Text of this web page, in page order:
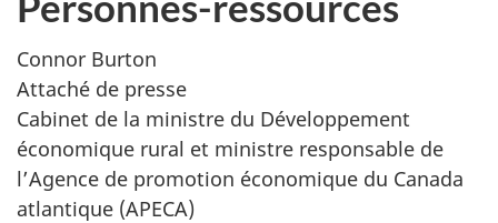
Connor Burton
Attaché de presse
Cabinet de la ministre du Développement
économique rural et ministre responsable de
l’Agence de promotion économique du Canada
atlantique (APECA)